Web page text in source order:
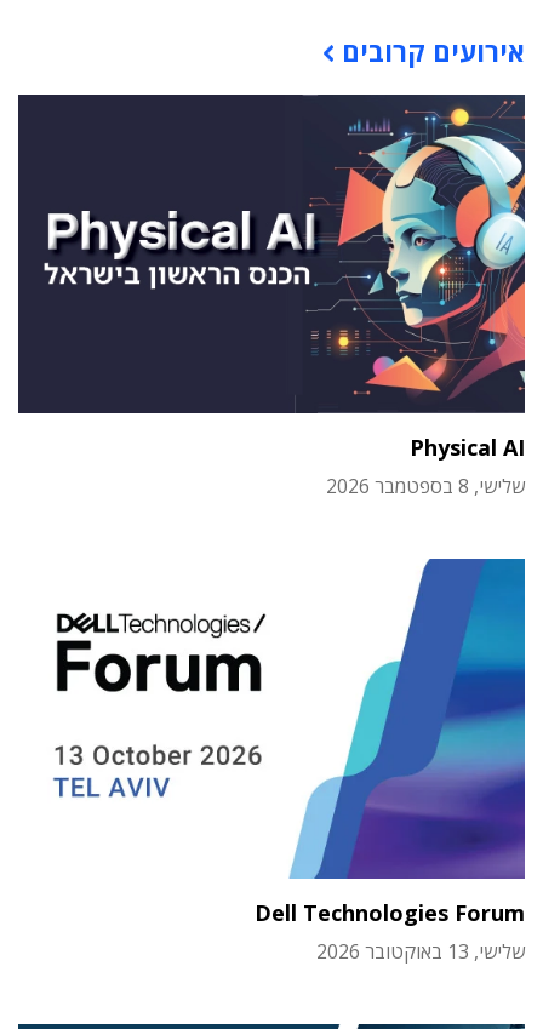
אירועים קרובים
Physical AI
שלישי, 8 בספטמבר 2026
Dell Technologies Forum
שלישי, 13 באוקטובר 2026